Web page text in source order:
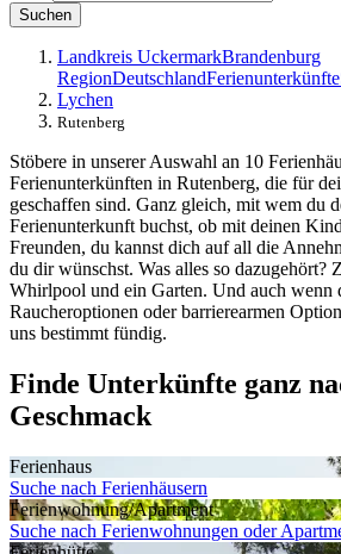
Suchen
Landkreis UckermarkBrandenburg
RegionDeutschlandFerienunterkünfte
Lychen
Rutenberg
Stöbere in unserer Auswahl an 10
Ferienunterkünften in Rutenberg, die für
geschaffen sind. Ganz gleich, mit wem du
Ferienunterkunft buchst, ob mit deinen
Freunden, du kannst dich auf all die
du dir wünschst. Was alles so dazugehört?
Whirlpool und ein Garten. Und auch wenn
Raucheroptionen oder barrierearmen
uns bestimmt fündig.
Finde Unterkünfte ganz
Geschmack
Ferienhaus
Suche nach Ferienhäusern
Ferienwohnung/Apartment
Suche nach Ferienwohnungen oder